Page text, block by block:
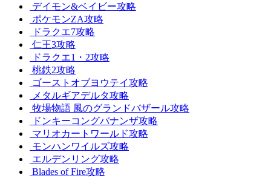
デイモン&ベイビー攻略
ポケモンZA攻略
ドラクエ7攻略
仁王3攻略
ドラクエ1・2攻略
桃鉄2攻略
ゴーストオブヨウテイ攻略
メタルギアデルタ攻略
牧場物語 風のグランドバザール攻略
ドンキーコングバナンザ攻略
マリオカートワールド攻略
モンハンワイルズ攻略
エルデンリング攻略
Blades of Fire攻略